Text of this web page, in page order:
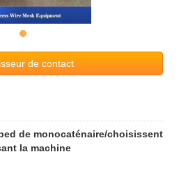
de contact
de monocaténaire/choisissent
la machine